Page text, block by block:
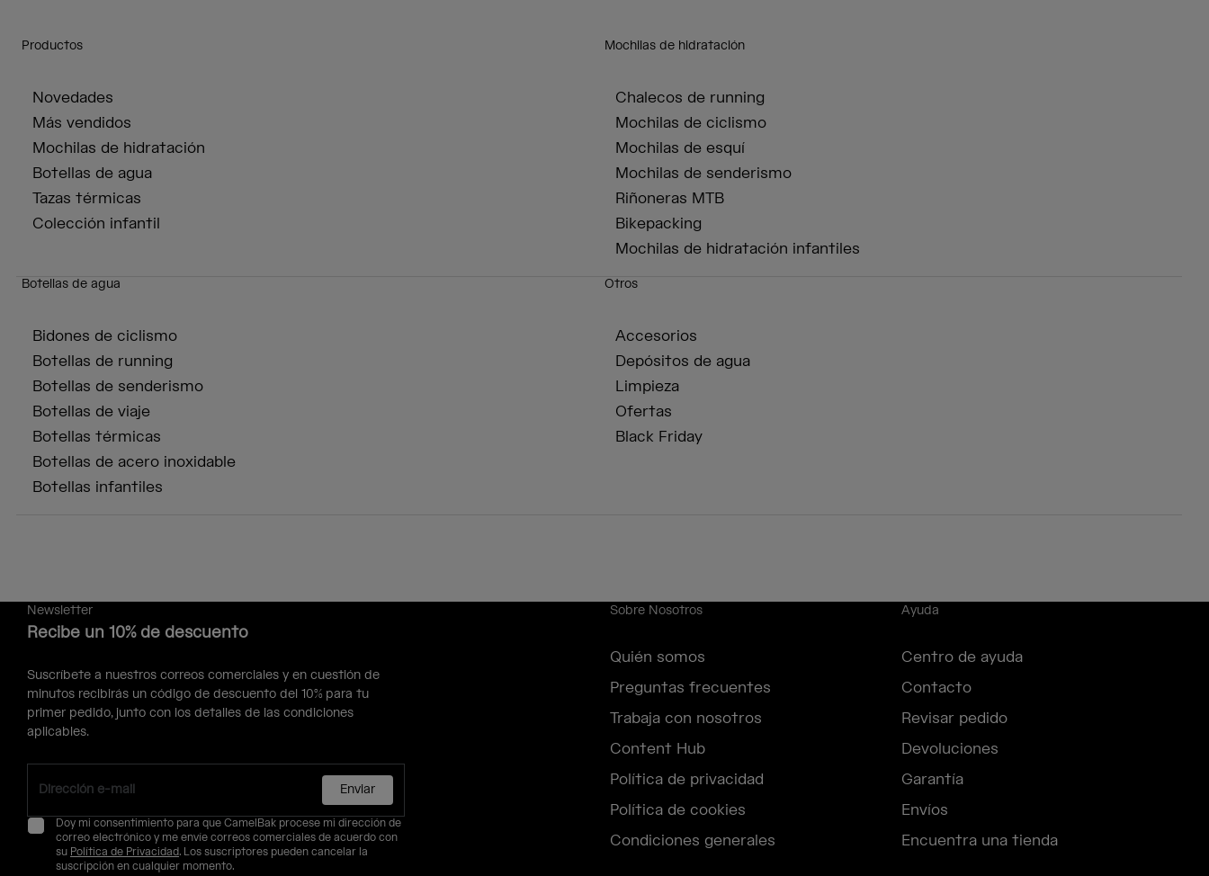
Productos
Novedades
Más vendidos
Mochilas de hidratación
Botellas de agua
Tazas térmicas
Colección infantil
Mochilas de hidratación
Chalecos de running
Mochilas de ciclismo
Mochilas de esquí
Mochilas de senderismo
Riñoneras MTB
Bikepacking
Mochilas de hidratación infantiles
Botellas de agua
Bidones de ciclismo
Botellas de running
Botellas de senderismo
Botellas de viaje
Botellas térmicas
Botellas de acero inoxidable
Botellas infantiles
Otros
Accesorios
Depósitos de agua
Limpieza
Ofertas
Black Friday
Newsletter
Recibe un 10% de descuento
Suscríbete a nuestros correos comerciales y en cuestión de
minutos recibirás un código de descuento del 10% para tu
primer pedido, junto con los detalles de las condiciones
aplicables.
Enviar
Doy mi consentimiento para que CamelBak procese mi dirección de
correo electrónico y me envíe correos comerciales de acuerdo con
su Política de Privacidad. Los suscriptores pueden cancelar la
suscripción en cualquier momento.
Sobre Nosotros
Quién somos
Preguntas frecuentes
Trabaja con nosotros
Content Hub
Política de privacidad
Política de cookies
Condiciones generales
Ayuda
Centro de ayuda
Contacto
Revisar pedido
Devoluciones
Garantía
Envíos
Encuentra una tienda